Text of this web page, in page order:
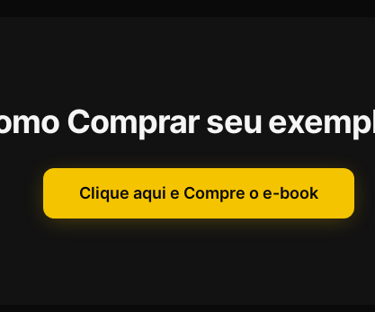
Comprar seu
Clique aqui e Compre o e-book